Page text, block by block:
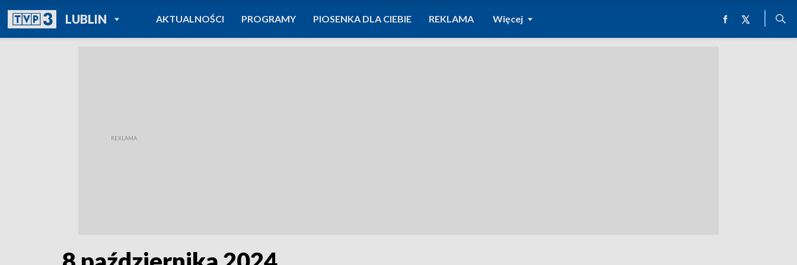
LUBLINPOWRÓT DO
TVP REGIONY
AKTUALNOŚCI PROGRAMY PIOSENKA DLA CIEBIE REKLAMA Więcej